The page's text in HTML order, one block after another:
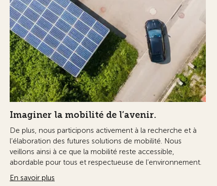
Imaginer la mobilité de l’avenir.
De plus, nous participons activement à la recherche et à
l’élaboration des futures solutions de mobilité. Nous
veillons ainsi à ce que la mobilité reste accessible,
abordable pour tous et respectueuse de l’environnement.
En savoir plus